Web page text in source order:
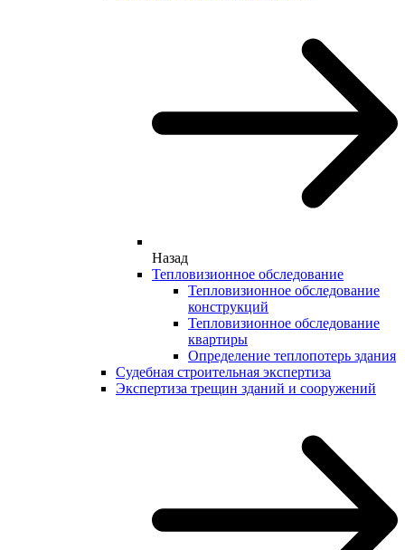
Назад
Тепловизионное обследование
Тепловизионное обследование
конструкций
Тепловизионное обследование
квартиры
Определение теплопотерь здания
Судебная строительная экспертиза
Экспертиза трещин зданий и сооружений